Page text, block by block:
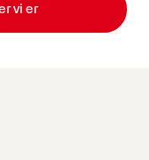
vi er